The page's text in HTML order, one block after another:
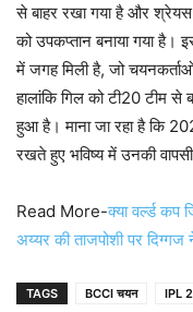
से बाहर रखा गया है और श्रेयस
को उपकप्तान बनाया गया है।
में जगह मिली है, जो
हालांकि गिल को टी20 टीम से
हुआ है। माना जा रहा है कि
रखते हुए भविष्य में उनकी
Read More-क्या वर्ल्ड
अय्यर की ताजपोशी पर
TAGS BCCI चयन IPL